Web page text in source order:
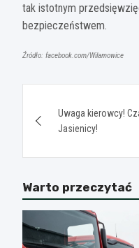
tak istotnym
bezpieczeństwem.
Źródło: facebook.com/Wilamowice
wpisu
Uwaga kierowcy!
Jasienicy!
Warto przeczytać